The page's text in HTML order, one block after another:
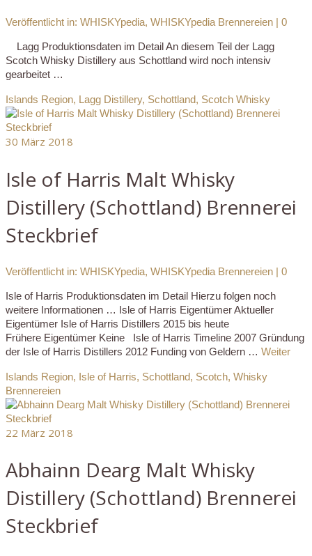
Veröffentlicht in: WHISKYpedia, WHISKYpedia Brennereien | 0
Lagg Produktionsdaten im Detail An diesem Teil der Lagg
Scotch Whisky Distillery aus Schottland wird noch intensiv
gearbeitet …
Islands Region, Lagg Distillery, Schottland, Scotch Whisky
30 März 2018
Isle of Harris Malt Whisky
Distillery (Schottland) Brennerei
Steckbrief
Veröffentlicht in: WHISKYpedia, WHISKYpedia Brennereien | 0
Isle of Harris Produktionsdaten im Detail Hierzu folgen noch
weitere Informationen … Isle of Harris Eigentümer Aktueller
Eigentümer Isle of Harris Distillers 2015 bis heute
Frühere Eigentümer Keine Isle of Harris Timeline 2007 Gründung
der Isle of Harris Distillers 2012 Funding von Geldern … Weiter
Islands Region, Isle of Harris, Schottland, Scotch, Whisky
Brennereien
22 März 2018
Abhainn Dearg Malt Whisky
Distillery (Schottland) Brennerei
Steckbrief